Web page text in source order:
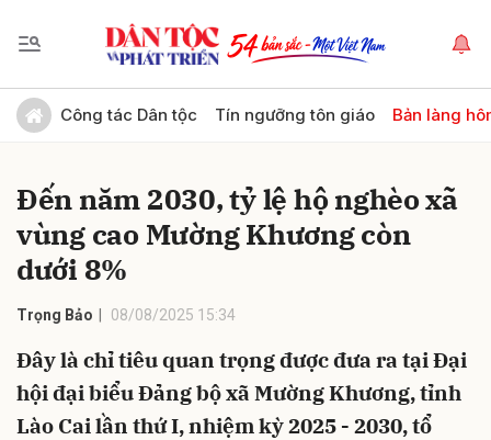
Công tác Dân tộc Tín ngưỡng tôn giáo Bản làng
Đến năm 2030, tỷ lệ hộ nghèo xã
vùng cao Mường Khương còn
dưới 8%
Trọng Bảo 08/08/2025 15:34
Đây là chỉ tiêu quan trọng được đưa ra tại Đại
hội đại biểu Đảng bộ xã Mường Khương, tỉnh
Lào Cai lần thứ I, nhiệm kỳ 2025 - 2030, tổ
Gửi bình luận